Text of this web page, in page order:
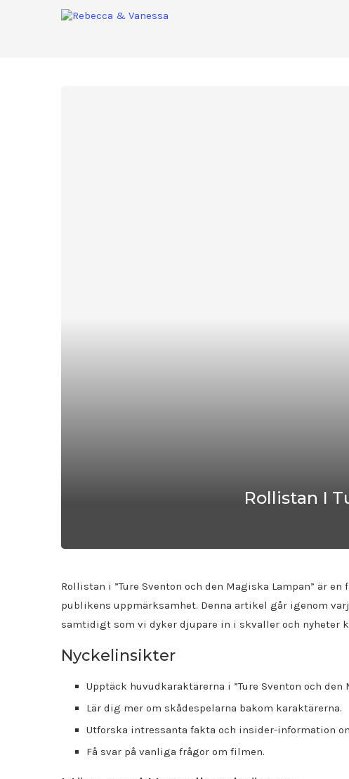
Rollistan I
Rollistan i ”Ture Sventon och den Magiska Lampan” är
publikens uppmärksamhet. Denna artikel går igenom
samtidigt som vi dyker djupare in i skvaller och nyheter
Nyckelinsikter
Upptäck huvudkaraktärerna i ”Ture Sventon och den
Lär dig mer om skådespelarna bakom karaktärerna.
Utforska intressanta fakta och insider-information
Få svar på vanliga frågor om filmen.